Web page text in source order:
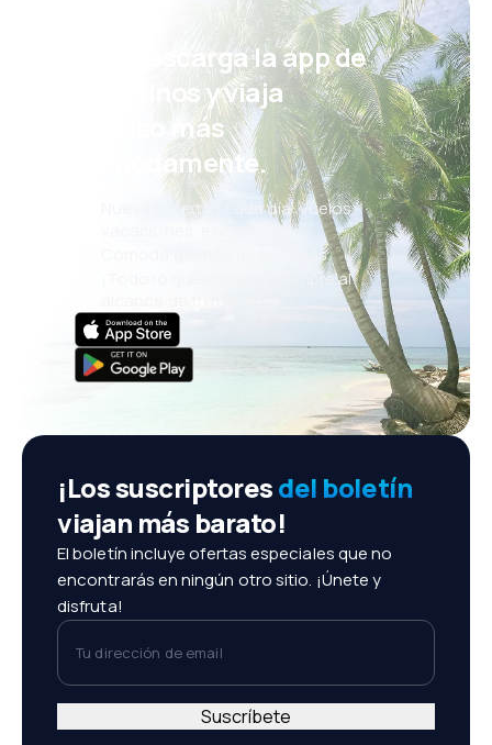
¡Eh! Descarga la app de
eDestinos y viaja
incluso más
cómodamente.
Nuevas ofertas cada día: vuelos,
vacaciones, escapadas
Cómoda gestión de reservas
¡Todo lo que importa, siempre al
¡Los suscriptoresdel boletín
viajan más barato!
El boletín incluye ofertas especiales que no
encontrarás en ningún otro sitio. ¡Únete y
disfruta!
Tu dirección de email
Suscríbete